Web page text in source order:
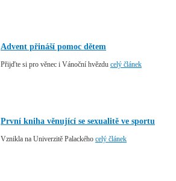
Advent přináší pomoc dětem
Přijďte si pro věnec i Vánoční hvězdu celý článek
První kniha věnující se sexualitě ve sportu
Vznikla na Univerzitě Palackého celý článek